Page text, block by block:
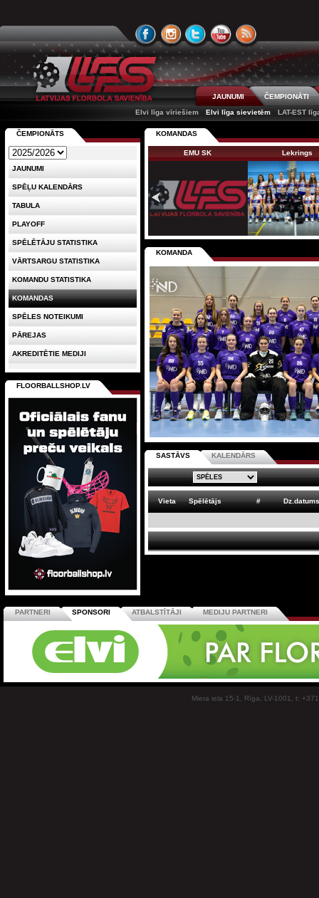
JAUNUMI
ČEMPIONĀTI
Elvi līga vīriešiem
Elvi līga sievietēm LAT-EST
KOMANDAS
EMU SK Lekrings
KOMANDA
SASTĀVS KALENDĀRS
Vieta Spēlētājs # Dz.datums
ČEMPIONĀTS
JAUNUMI
SPĒĻU KALENDĀRS
TABULA
PLAYOFF
SPĒLĒTĀJU STATISTIKA
VĀRTSARGU STATISTIKA
KOMANDU STATISTIKA
KOMANDAS
SPĒLES NOTEIKUMI
PĀREJAS
AKREDITĒTIE MEDIJI
FLOORBALLSHOP.LV
PARTNERI SPONSORI ATBALSTĪTĀJI MEDIJU PARTNERI
Miera iela 15-1, Rīga, LV-1001, t: